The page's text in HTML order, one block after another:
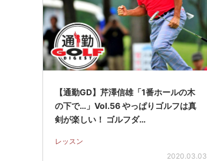
【通勤GD】芹澤信雄「1番ホールの木
の下で…」Vol.56 やっぱりゴルフは真
剣が楽しい！ ゴルフダ…
レッスン
2020.03.03